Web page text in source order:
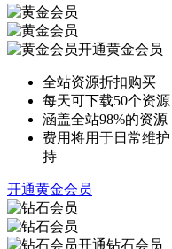
开通黄金会员
全站资源折扣购买
每天可下载50个资源
涵盖全站98%的资源
费用将用于日常维
持
开通黄金会员
开通钻石会员